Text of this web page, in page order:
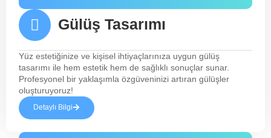
Gülüş Tasarımı
Yüz estetiğinize ve kişisel ihtiyaçlarınıza uygun gülüş
tasarımı ile hem estetik hem de sağlıklı sonuçlar sunar.
Profesyonel bir yaklaşımla özgüveninizi artıran gülüşler
oluşturuyoruz!
Detaylı Bilgi